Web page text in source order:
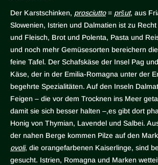
Der Karstschinken, prosciutto= pršut, aus
Slowenien, Istrien und Dalmatien ist zu
und Fleisch, Brot und Polenta, Pasta und
und noch mehr Gemüsesorten bereichern
feine Tafel. Der Schafskäse der Insel Pag
Käse, der in der Emilia-Romagna unter der
begehrte Spezialitäten. Auf den Inseln
Feigen – die vor dem Trocknen ins Meer
damit sie sich besser halten –,es gibt dort
Honig von Thymian, Lavendel und Salbei.
der nahen Berge kommen Pilze auf den
ovoli, die orangefarbenen Kaiserlinge, sind
gesucht. Istrien, Romagna und Marken